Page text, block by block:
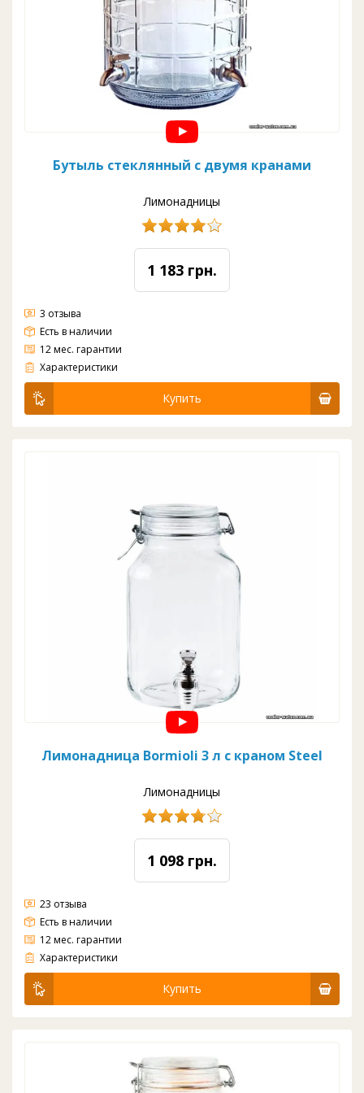
Бутыль стеклянный с двумя кранами
Лимонадницы
1 183 грн.
3 отзыва
Есть в наличии
12 мес. гарантии
Материал: стекло
Вода: комнатная
Цвет: прозрачный
Кран:
-пластик
-металл
Объем:
9,3 л
15 л
17,5 л
24,5 л
Характеристики
Купить
Лимонадница Bormioli 3 л с краном Steel
Лимонадницы
1 098 грн.
23 отзыва
Есть в наличии
12 мес. гарантии
Материал: стекло
Вода: комнатная
Цвет: прозрачный
Кран: пластик
Объем: 3 л
Диаметр: 145 мм
Высота: 245 мм
Характеристики
Купить